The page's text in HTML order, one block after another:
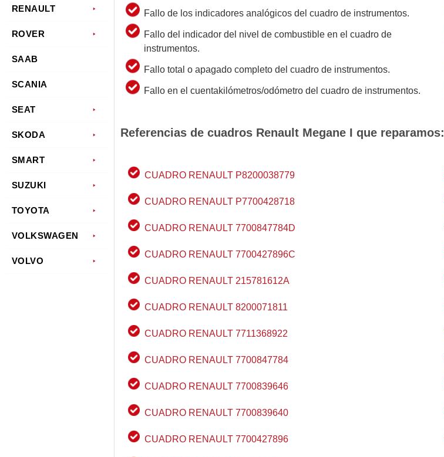
RENAULT
ROVER
SAAB
SCANIA
SEAT
SKODA
SMART
SUZUKI
TOYOTA
VOLKSWAGEN
VOLVO
Fallo de los indicadores analógicos del cuadro de instrumentos.
Fallo del indicador del nivel de combustible en el cuadro de
instrumentos.
Fallo total o apagado completo del cuadro de instrumentos.
Fallo en el cuentakilómetros/odómetro del cuadro de instrumentos.
Referencias de cuadros Renault Megane I que reparamos:
CUADRO RENAULT P8200038779
CUADRO RENAULT P7700428718
CUADRO RENAULT 7700847784D
CUADRO RENAULT 7700427896C
CUADRO RENAULT 215781612A
CUADRO RENAULT 8200071811
CUADRO RENAULT 7711368922
CUADRO RENAULT 7700847784
CUADRO RENAULT 7700839646
CUADRO RENAULT 7700839640
CUADRO RENAULT 7700427896